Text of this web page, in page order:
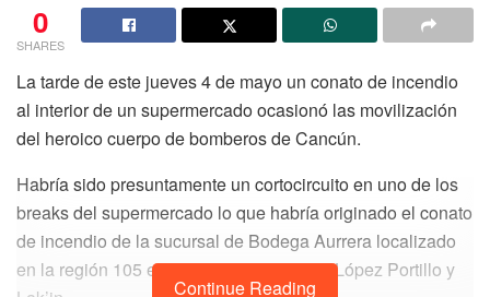
0
SHARES
La tarde de este jueves 4 de mayo un conato de incendio
al interior de un supermercado ocasionó las movilización
del heroico cuerpo de bomberos de Cancún.
Habría sido presuntamente un cortocircuito en uno de los
breaks del supermercado lo que habría originado el conato
de incendio de la sucursal de Bodega Aurrera localizado
en la región 105 entre las avenidas José López Portillo y
Continue Reading